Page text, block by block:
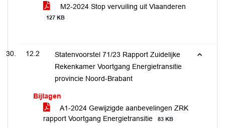
M2-2024 Stop vervuiling uit Vlaanderen
127 KB
12.2
Statenvoorstel 71/23 Rapport Zuidelijke
Rekenkamer Voortgang Energietransitie
provincie Noord-Brabant
Bijlagen
A1-2024 Gewijzigde aanbevelingen ZRK
rapport Voortgang Energietransitie
83 KB